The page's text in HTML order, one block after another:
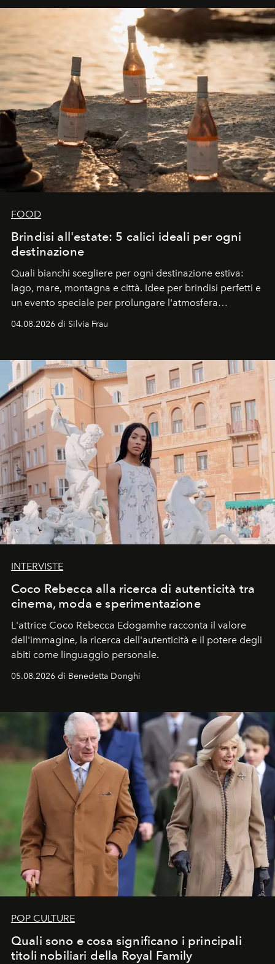
FOOD
Brindisi all'estate: 5 calici ideali per ogni
destinazione
Quali bianchi scegliere per ogni destinazione estiva:
lago, mare, montagna e città. Idee per brindisi perfetti e
un evento speciale per prolungare l'atmosfera
04.08.2026 di Silvia Frau
INTERVISTE
Coco Rebecca alla ricerca di autenticità tra
cinema, moda e sperimentazione
L'attrice Coco Rebecca Edogamhe racconta il valore
dell'immagine, la ricerca dell'autenticità e il potere degli
abiti come linguaggio personale.
05.08.2026 di Benedetta Donghi
POP CULTURE
Quali sono e cosa significano i principali
titoli nobiliari della Royal Family